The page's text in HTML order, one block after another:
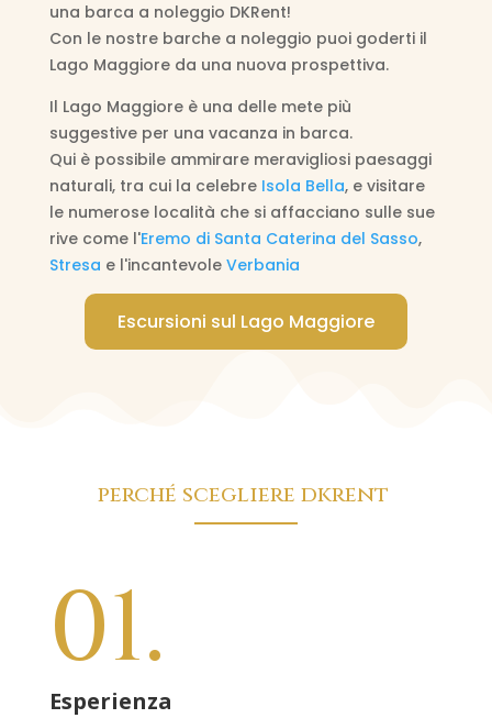
una barca a noleggio DKRent!
Con le nostre barche a noleggio puoi goderti il
Lago Maggiore da una nuova prospettiva.
Il Lago Maggiore è una delle mete più
suggestive per una vacanza in barca.
Qui è possibile ammirare meravigliosi paesaggi
naturali, tra cui la celebre Isola Bella, e visitare
le numerose località che si affacciano sulle sue
rive come l'Eremo di Santa Caterina del Sasso,
Stresa e l'incantevole Verbania
Escursioni sul Lago Maggiore
perché scegliere dkrent
01.
Esperienza